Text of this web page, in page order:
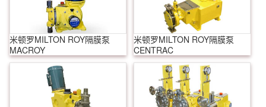
米顿罗MILTON ROY隔膜泵
MACROY
米顿罗MILTON ROY隔膜泵
CENTRAC